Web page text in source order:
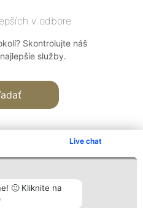
Live chat
🙂 Kliknite na
v odbore
Skontrolujte náš
služby.
Kontakt
Kontakt